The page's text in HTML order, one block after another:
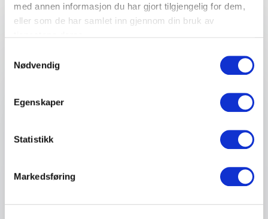
med annen informasjon du har gjort tilgjengelig for dem,
eller som de har samlet inn gjennom din bruk av
Nødvendig
Egenskaper
Statistikk
Markedsføring